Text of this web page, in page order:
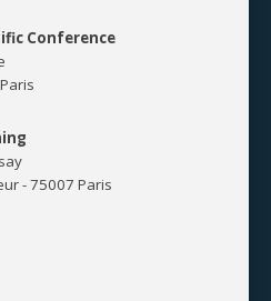
Conference
- 75007 Paris